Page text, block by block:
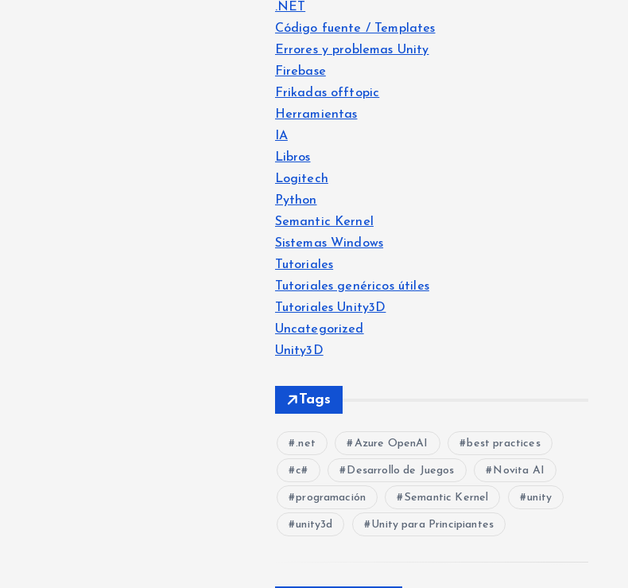
.NET
Código fuente / Templates
Errores y problemas Unity
Firebase
Frikadas offtopic
Herramientas
IA
Libros
Logitech
Python
Semantic Kernel
Sistemas Windows
Tutoriales
Tutoriales genéricos útiles
Tutoriales Unity3D
Uncategorized
Unity3D
Tags
.net Azure OpenAI best practices
c# Desarrollo de Juegos Novita AI
programación Semantic Kernel unity
unity3d Unity para Principiantes